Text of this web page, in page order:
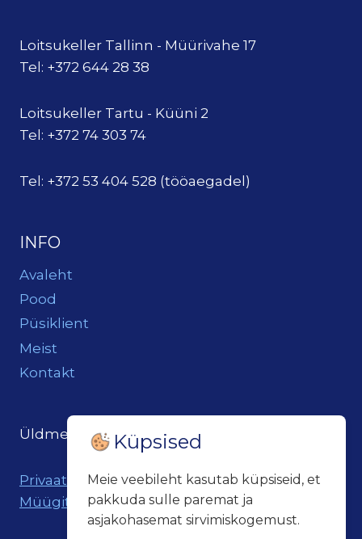
Loitsukeller Tallinn - Müürivahe 17
Tel: +372 644 28 38
Loitsukeller Tartu - Küüni 2
Tel: +372 74 303 74
Tel: +372 53 404 528 (tööaegadel)
INFO
Avaleht
Pood
Püsiklient
Meist
Kontakt
Üldmeil: loits@loitsukeller.ee
Privaatsuspoliitika
Müügitingimused
Küpsised
Meie veebileht kasutab küpsiseid, et
pakkuda sulle paremat ja
asjakohasemat sirvimiskogemust.